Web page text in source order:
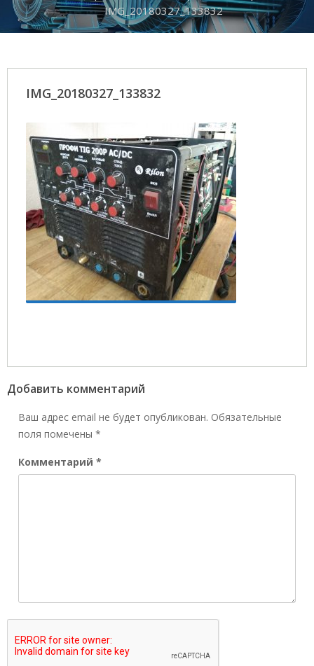
IMG_20180327_133832
IMG_20180327_133832
Добавить комментарий
Ваш адрес email не будет опубликован. Обязательные
поля помечены *
Комментарий *